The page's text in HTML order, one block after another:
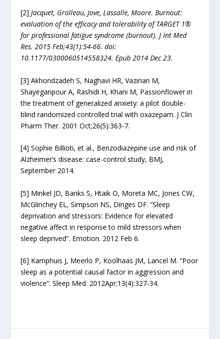
[2]Jacquet, Grolleau, Jove, Lassalle, Moore. Burnout:
evaluation of the efficacy and tolerability of TARGET 1®
for professional fatigue syndrome (burnout). J Int Med
Res. 2015 Feb;43(1):54-66. doi:
10.1177/0300060514558324. Epub 2014 Dec 23.
[3] Akhondzadeh S, Naghavi HR, Vazirian M,
Shayeganpour A, Rashidi H, Khani M, Passionflower in
the treatment of generalized anxiety: a pilot double-
blind randomized controlled trial with oxazepam. J Clin
Pharm Ther. 2001 Oct;26(5):363-7.
[4] Sophie Billioti, et al., Benzodiazepine use and risk of
Alzheimer’s disease: case-control study, BMJ,
September 2014.
[5] Minkel JD, Banks S, Htaik O, Moreta MC, Jones CW,
McGlinchey EL, Simpson NS, Dinges DF. “Sleep
deprivation and stressors: Evidence for elevated
negative affect in response to mild stressors when
sleep deprived”. Emotion. 2012 Feb 6.
[6] Kamphuis J, Meerlo P, Koolhaas JM, Lancel M. “Poor
sleep as a potential causal factor in aggression and
violence”. Sleep Med. 2012Apr;13(4):327-34.